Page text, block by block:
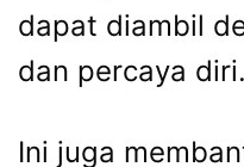
dapat diambil
dan percaya diri.
Ini juga